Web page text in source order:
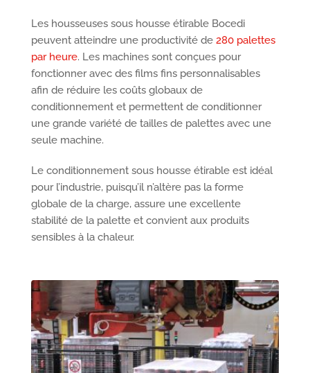
Les housseuses sous housse étirable Bocedi
peuvent atteindre une productivité de 280 palettes
par heure. Les machines sont conçues pour
fonctionner avec des films fins personnalisables
afin de réduire les coûts globaux de
conditionnement et permettent de conditionner
une grande variété de tailles de palettes avec une
seule machine.
Le conditionnement sous housse étirable est idéal
pour l’industrie, puisqu’il n’altère pas la forme
globale de la charge, assure une excellente
stabilité de la palette et convient aux produits
sensibles à la chaleur.